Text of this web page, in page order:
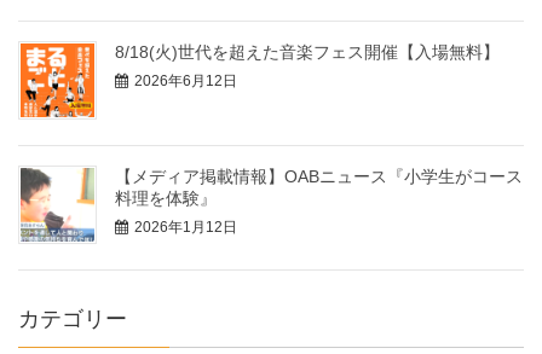
8/18(火)世代を超えた音楽フェス開催【入場無料】
2026年6月12日
【メディア掲載情報】OABニュース『小学生がコース
料理を体験』
2026年1月12日
カテゴリー